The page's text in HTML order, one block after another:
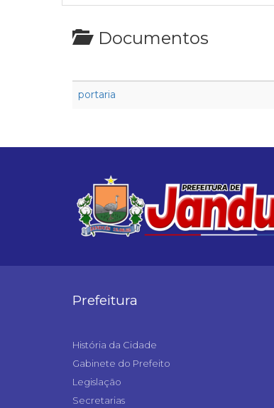
Documentos
portaria
Prefeitura
História da Cidade
Gabinete do Prefeito
Legislação
Secretarias